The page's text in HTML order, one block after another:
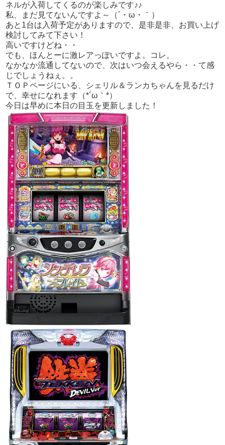
ネルが入荷してくるのが楽しみです♪♪
私、まだ見てないんですよ～（´・ω・｀）
あと1台は入荷予定がありますので、是非是非、お買い上げ
検討してみて下さい！
高いですけどね・・
でも、ほんとーに激レアっぽいですよ。コレ。
なかなか流通してないので、次はいつ会えるやら・・て感
じでしょうねぇ。。
ＴＯＰページにいる、シェリル＆ランカちゃんを見るだけ
で、幸せになれます（*´ω｀*）
今日は早めに本日の目玉を更新しました！